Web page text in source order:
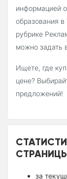
информацией
образования
рубрике
можно задать
Ищете, где
цене?
предложений!
за